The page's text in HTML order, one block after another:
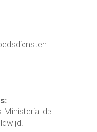
Ministerial de